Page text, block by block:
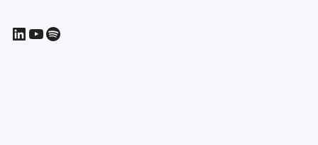
LinkedIn
YouTube
Spotify